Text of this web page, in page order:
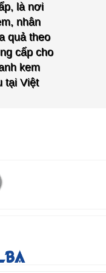
là nơi
nhân
quả theo
cấp cho
kem
tại Việt